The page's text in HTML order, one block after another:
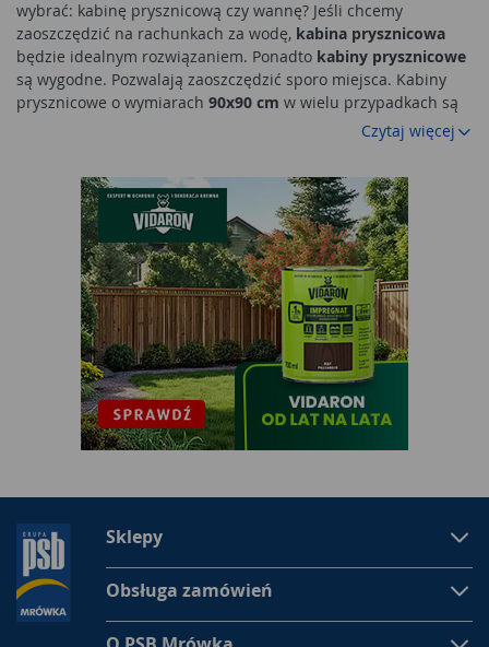
wybrać: kabinę prysznicową czy wannę? Jeśli chcemy
zaoszczędzić na rachunkach za wodę, kabina prysznicowa
będzie idealnym rozwiązaniem. Ponadto kabiny prysznicowe
są wygodne. Pozwalają zaoszczędzić sporo miejsca. Kabiny
prysznicowe o wymiarach 90x90 cm w wielu przypadkach są
optymalne. Jeśli jednak mamy małą łazienkę, lepiej wybrać
. W kabinie o wymiarach 70x70 cm również możemy
nadwagą. Lepiej wybrać wtedy kabinę asymetryczną, na
przykład 70x90 cm. W ofercie możemy też znaleźć kabiny o
wymiarach90x80 cmi80x100 cm. Wybierając idealną kabinę,
zwróćmy uwagę na metraż i nasze potrzeby.
Doskonałe kabiny prysznicowe z brodzikiem
Producent kabin prysznicowych
oferuje zarówno płytkie, jak i
głębokie brodziki. Niektórebrodziki prysznicowesą bardzo
głębokie (nawet 30-35 cm). Typowy brodzik ma wysokość 5-15
Kabiny natryskowesą zwykle osadzone na brodzikach,
jednak możemy też znaleźć kabiny bez brodzika. Wtedy
osobno należy dokupićbrodzik prysznicowy. Pamiętajmy, że
brodzik jest niezbędny. Zwróćmy uwagę na to, aby brodzik był
antypoślizgowe żłobienia. Wtedy możemy bezpiecznie się
kąpać. Wybierając brodzik, zwróćmy uwagę na jego głębokość.
Należy ją mierzyć od dna brodzika do jego górnej krawędzi.
Kabina z brodzikiem
Czytaj więcej
Sklepy
Obsługa zamówień